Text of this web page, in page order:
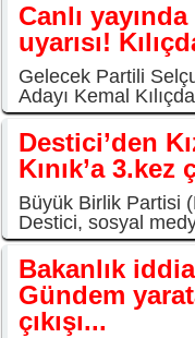
Canlı
uyarısı!
Gelecek Partili
Adayı Kemal
Destici’den
Kınık’a 3.kez
Büyük Birlik Partisi
Destici, sosyal
Bakanlık
Gündem
çıkışı...